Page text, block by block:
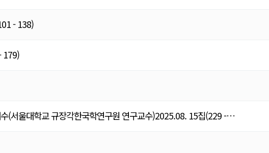
- 138)
179)
(서울대학교 규장각한국학연구원 연구교수)2025.08. 15집(229 -…